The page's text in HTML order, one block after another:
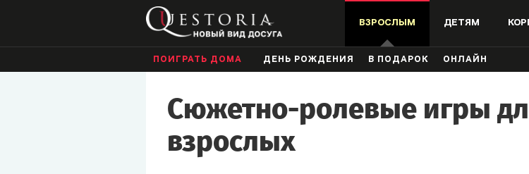
ВЗРОСЛЫМ ДЕТЯМ
ПОИГРАТЬ ДОМА ДЕНЬ РОЖДЕНИЯ В ПОДАРОК ОНЛАЙН
Сюжетно-ролевые игры
взрослых